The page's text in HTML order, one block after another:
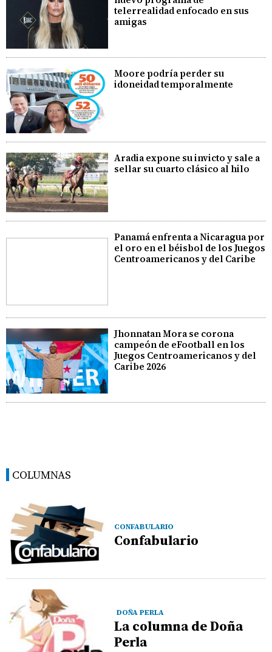
telerrealidad enfocado en sus
amigas
Moore podría perder su
idoneidad temporalmente
Aradia expone su invicto y sale a
sellar su cuarto clásico al hilo
Panamá enfrenta a Nicaragua por
el oro en el béisbol de los Juegos
Centroamericanos y del Caribe
Jhonnatan Mora se corona
campeón de eFootball en los
Juegos Centroamericanos y del
Caribe 2026
COLUMNAS
CONFABULARIO
Confabulario
DOÑA PERLA
La columna de Doña
Perla